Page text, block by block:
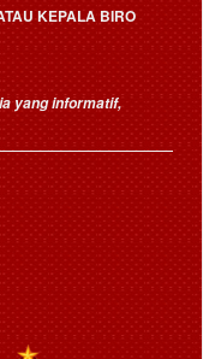
KEPALA BIRO
yang informatif,